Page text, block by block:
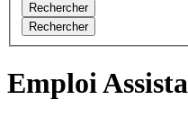
Rechercher
Rechercher
Emploi